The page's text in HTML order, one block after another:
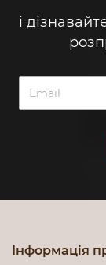
і
Інформація